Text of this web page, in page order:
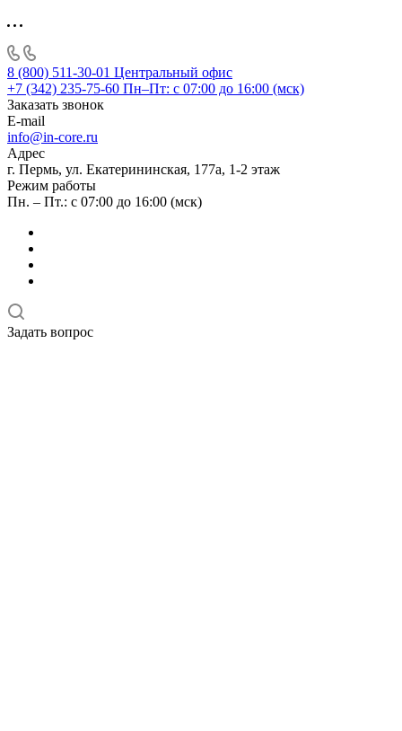
8 (800) 511-30-01 Центральный офис
+7 (342) 235-75-60 Пн–Пт: с 07:00 до 16:00 (мск)
Заказать звонок
E-mail
info@in-core.ru
Адрес
г. Пермь, ул. ​Екатерининская, 177а, ​1-2 этаж
Режим работы
Пн. – Пт.: с 07:00 до 16:00 (мск)
Задать вопрос